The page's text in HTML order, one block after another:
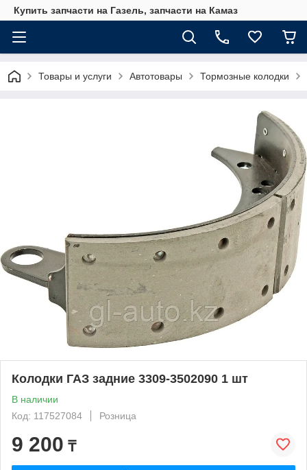
Купить запчасти на Газель, запчасти на Камаз
Товары и услуги Автотовары Тормозные колодки
Колодки ГАЗ задние 3309-3502090 1 шт
В наличии
Код: 117527084
Розница
9 200 ₸